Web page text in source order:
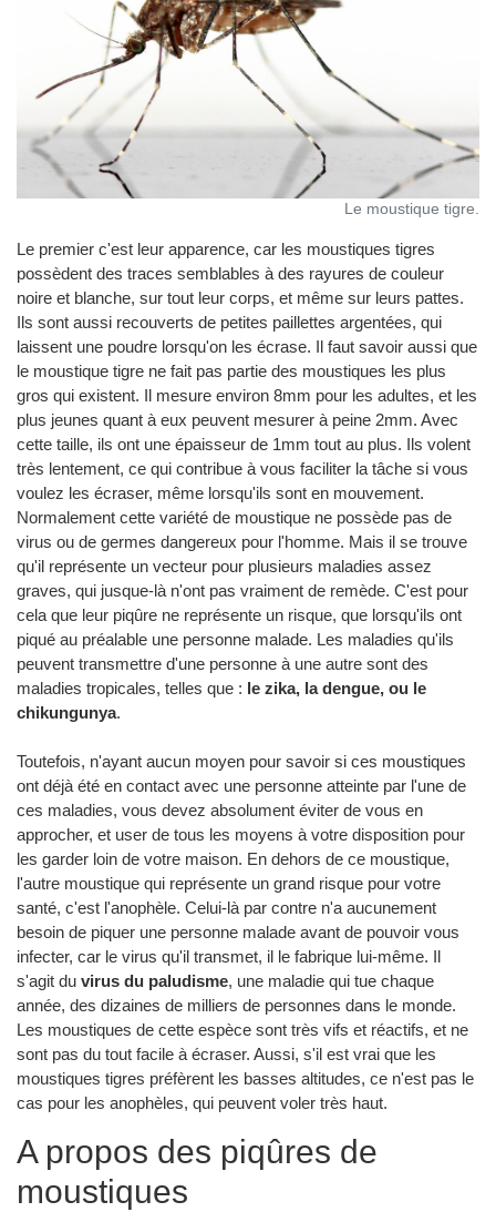
Le moustique tigre.
Le premier c'est leur apparence, car les moustiques tigres
possèdent des traces semblables à des rayures de couleur
noire et blanche, sur tout leur corps, et même sur leurs pattes.
Ils sont aussi recouverts de petites paillettes argentées, qui
laissent une poudre lorsqu'on les écrase. Il faut savoir aussi que
le moustique tigre ne fait pas partie des moustiques les plus
gros qui existent. Il mesure environ 8mm pour les adultes, et les
plus jeunes quant à eux peuvent mesurer à peine 2mm. Avec
cette taille, ils ont une épaisseur de 1mm tout au plus. Ils volent
très lentement, ce qui contribue à vous faciliter la tâche si vous
voulez les écraser, même lorsqu'ils sont en mouvement.
Normalement cette variété de moustique ne possède pas de
virus ou de germes dangereux pour l'homme. Mais il se trouve
qu'il représente un vecteur pour plusieurs maladies assez
graves, qui jusque-là n'ont pas vraiment de remède. C'est pour
cela que leur piqûre ne représente un risque, que lorsqu'ils ont
piqué au préalable une personne malade. Les maladies qu'ils
peuvent transmettre d'une personne à une autre sont des
maladies tropicales, telles que : le zika, la dengue, ou le
chikungunya.
Toutefois, n'ayant aucun moyen pour savoir si ces moustiques
ont déjà été en contact avec une personne atteinte par l'une de
ces maladies, vous devez absolument éviter de vous en
approcher, et user de tous les moyens à votre disposition pour
les garder loin de votre maison. En dehors de ce moustique,
l'autre moustique qui représente un grand risque pour votre
santé, c'est l'anophèle. Celui-là par contre n'a aucunement
besoin de piquer une personne malade avant de pouvoir vous
infecter, car le virus qu'il transmet, il le fabrique lui-même. Il
s'agit du virus du paludisme, une maladie qui tue chaque
année, des dizaines de milliers de personnes dans le monde.
Les moustiques de cette espèce sont très vifs et réactifs, et ne
sont pas du tout facile à écraser. Aussi, s'il est vrai que les
moustiques tigres préfèrent les basses altitudes, ce n'est pas le
cas pour les anophèles, qui peuvent voler très haut.
A propos des piqûres de
moustiques